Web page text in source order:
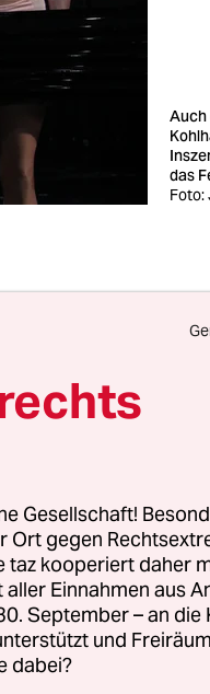
Auch
das
Foto:
erstmal
ist
Zufall.
immer
dass
Abiturstoff
)volle
nicht
und
Gesellschaft!
Ort gegen
taz kooperiert daher
Einnahmen aus
September – an die
und
dabei?